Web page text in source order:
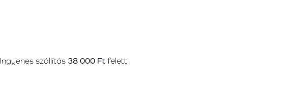
Ingyenes szállítás 38 000 Ft felett